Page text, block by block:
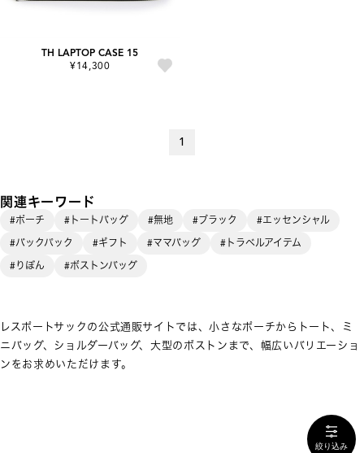
TH LAPTOP CASE 15
¥14,300
1
関連キーワード
#ポーチ #トートバッグ #無地 #ブラック
#エッセンシャル
#バックパック
#ギフト #ママバッグ
#トラベルアイテム
#りぼん
#ボストンバッグ
レスポートサックの公式通販サイトでは、小さなポーチからトート、ミ
ニバッグ、ショルダーバッグ、大型のボストンまで、幅広いバリエーショ
ンをお求めいただけます。
絞り込み